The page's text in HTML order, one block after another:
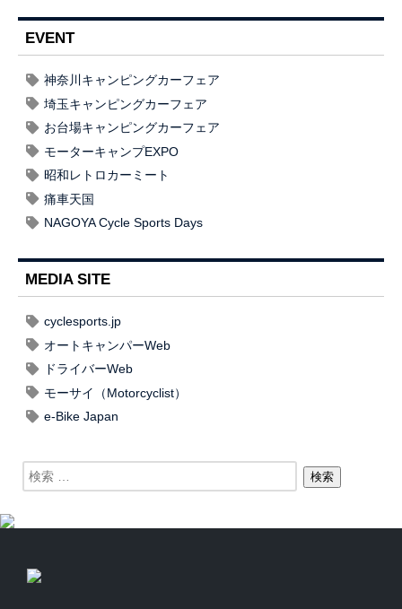
EVENT
神奈川キャンピングカーフェア
埼玉キャンピングカーフェア
お台場キャンピングカーフェア
モーターキャンプEXPO
昭和レトロカーミート
痛車天国
NAGOYA Cycle Sports Days
MEDIA SITE
cyclesports.jp
オートキャンパーWeb
ドライバーWeb
モーサイ（Motorcyclist）
e-Bike Japan